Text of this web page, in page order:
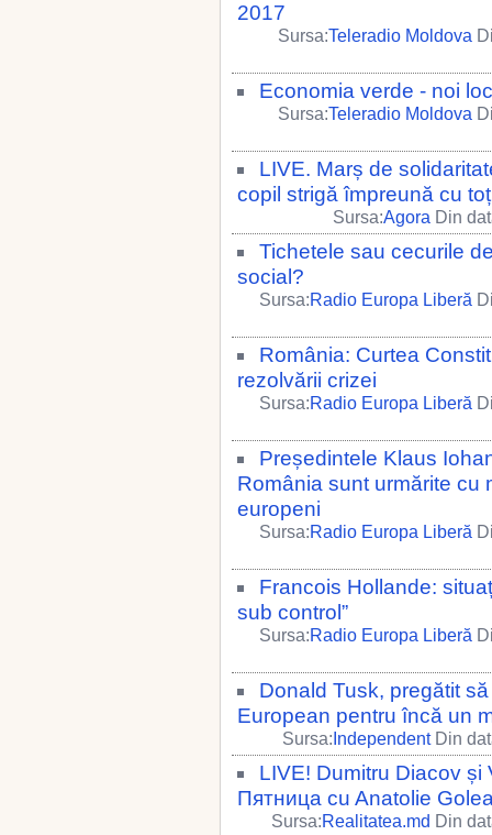
2017
Sursa:Teleradio Moldova
Economia verde - noi
Sursa:Teleradio Moldova
LIVE. Marș de
copil strigă împreună cu
Sursa:Agora Din
Tichetele sau cecurile
social?
Sursa:Radio Europa Liberă
România: Curtea
rezolvării crizei
Sursa:Radio Europa Liberă
Președintele Klaus
România sunt urmărite cu
europeni
Sursa:Radio Europa Liberă
Francois Hollande:
sub control”
Sursa:Radio Europa Liberă
Donald Tusk, pregătit
European pentru încă un
Sursa: IndependentDin
LIVE! Dumitru Diacov
Пятница cu Anatolie
Sursa:Realitatea.md Din